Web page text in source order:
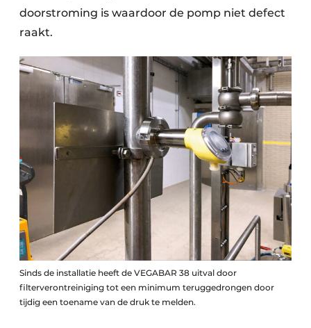
doorstroming is waardoor de pomp niet defect
raakt.
Sinds de installatie heeft de VEGABAR 38 uitval door
filterverontreiniging tot een minimum teruggedrongen door
tijdig een toename van de druk te melden.